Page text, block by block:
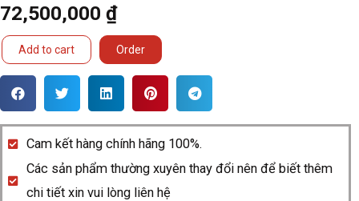
72,500,000 ₫
Đồng
Nam
Mercier
Riviera
Add to cart Order
Cam kết hàng chính hãng 100%.
Các sản phẩm thường xuyên thay đổi nên để biết thêm
chi tiết xin vui lòng liên hệ